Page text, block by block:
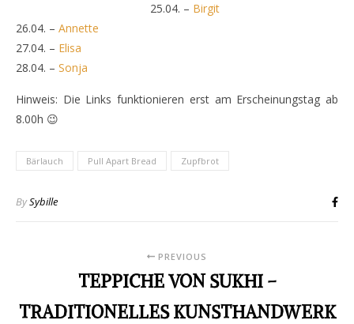
25.04. – Birgit
26.04. – Annette
27.04. – Elisa
28.04. – Sonja
Hinweis: Die Links funktionieren erst am Erscheinungstag ab
8.00h 😉
Bärlauch Pull Apart Bread Zupfbrot
BySybille
PREVIOUS
TEPPICHE VON SUKHI –
TRADITIONELLES KUNSTHANDWERK